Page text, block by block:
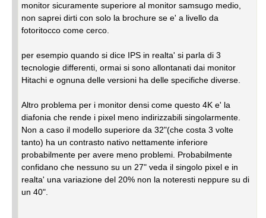
monitor sicuramente superiore al monitor samsugo medio,
non saprei dirti con solo la brochure se e' a livello da
fotoritocco come cerco.
per esempio quando si dice IPS in realta' si parla di 3
tecnologie differenti, ormai si sono allontanati dai monitor
Hitachi e ognuna delle versioni ha delle specifiche diverse.
Altro problema per i monitor densi come questo 4K e' la
diafonia che rende i pixel meno indirizzabili singolarmente.
Non a caso il modello superiore da 32"(che costa 3 volte
tanto) ha un contrasto nativo nettamente inferiore
probabilmente per avere meno problemi. Probabilmente
confidano che nessuno su un 27" veda il singolo pixel e in
realta' una variazione del 20% non la noteresti neppure su di
un 40".